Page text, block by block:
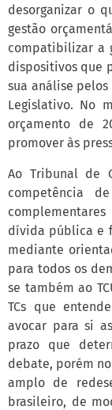
desorganizar o
gestão
compatibilizar a
dispositivos que
sua análise
Legislativo. No
orçamento de
promover às
Ao Tribunal de
competência
dívida pública e
mediante
para todos os
se também ao
TCs que
avocar para si
prazo que
debate, porém
amplo de
brasileiro, de